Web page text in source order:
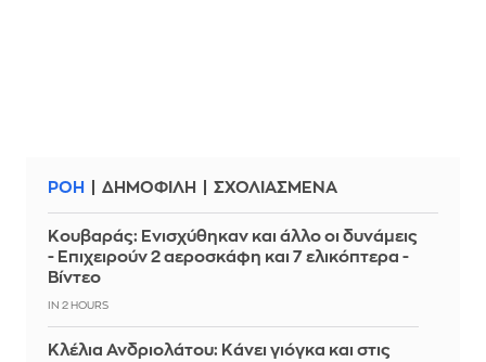
ΡΟΗ ΔΗΜΟΦΙΛΗ ΣΧΟΛΙΑΣΜΕΝΑ
Κουβαράς: Ενισχύθηκαν και άλλο οι δυνάμεις
- Επιχειρούν 2 αεροσκάφη και 7 ελικόπτερα -
Βίντεο
IN 2 HOURS
Κλέλια Ανδριολάτου: Κάνει γιόγκα και στις